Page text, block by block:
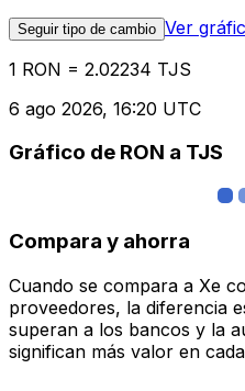
Seguir tipo de cambio Ver
1 RON = 2.02234 TJS
6 ago 2026, 16:20 UTC
Gráfico de RON a TJS
Compara y ahorra
Cuando se compara a Xe
proveedores, la diferencia
superan a los bancos y la
significan más valor en